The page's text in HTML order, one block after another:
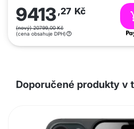
9413,27 Kč
(nový) 20799,00 Kč
(cena obsahuje DPH)
Doporučené produkty v